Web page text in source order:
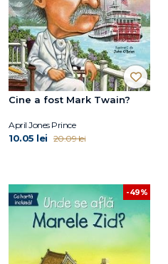
Cine a fost Mark Twain?
April Jones Prince
10.05 lei 20.09 lei
-49%